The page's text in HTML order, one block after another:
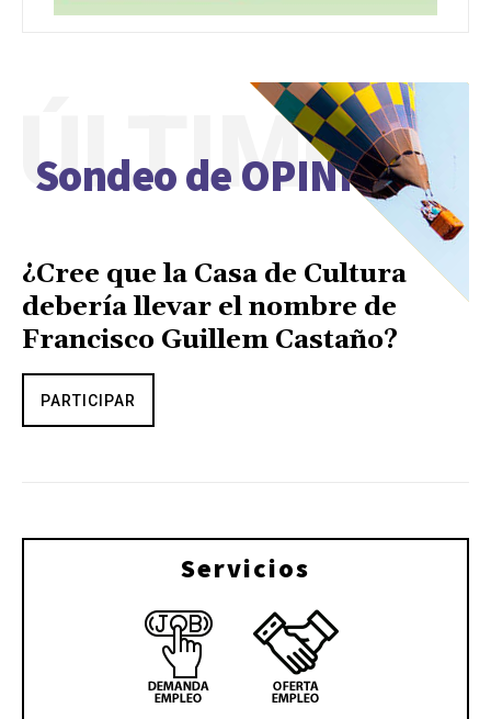
Sondeo de OPINIÓN
ÚLTIMO
¿Cree que la Casa de Cultura
debería llevar el nombre de
Francisco Guillem Castaño?
PARTICIPAR
Servicios